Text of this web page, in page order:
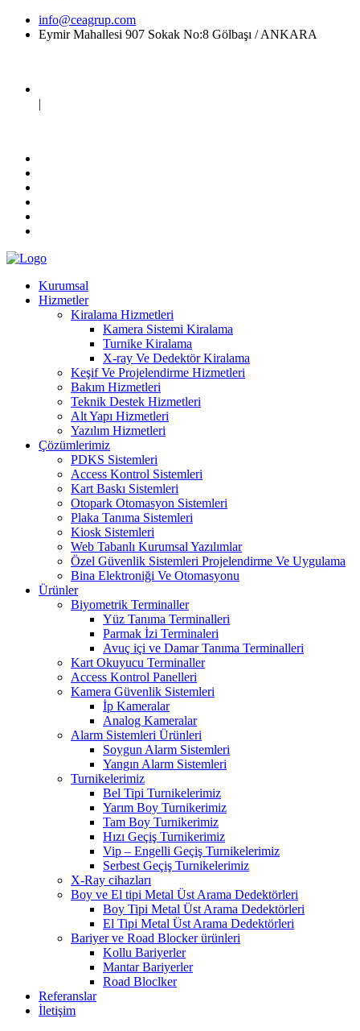
info@ceagrup.com
Eymir Mahallesi 907 Sokak No:8 Gölbaşı / ANKARA
|
Kurumsal
Hizmetler
Kiralama Hizmetleri
Kamera Sistemi Kiralama
Turnike Kiralama
X-ray Ve Dedektör Kiralama
Keşif Ve Projelendirme Hizmetleri
Bakım Hizmetleri
Teknik Destek Hizmetleri
Alt Yapı Hizmetleri
Yazılım Hizmetleri
Çözümlerimiz
PDKS Sistemleri
Access Kontrol Sistemleri
Kart Baskı Sistemleri
Otopark Otomasyon Sistemleri
Plaka Tanıma Sistemleri
Kiosk Sistemleri
Web Tabanlı Kurumsal Yazılımlar
Özel Güvenlik Sistemleri Projelendirme Ve Uygulama
Bina Elektroniği Ve Otomasyonu
Ürünler
Biyometrik Terminaller
Yüz Tanıma Terminalleri
Parmak İzi Terminaleri
Avuç içi ve Damar Tanıma Terminalleri
Kart Okuyucu Terminaller
Access Kontrol Panelleri
Kamera Güvenlik Sistemleri
İp Kameralar
Analog Kameralar
Alarm Sistemleri Ürünleri
Soygun Alarm Sistemleri
Yangın Alarm Sistemleri
Turnikelerimiz
Bel Tipi Turnikelerimiz
Yarım Boy Turnikerimiz
Tam Boy Turnikerimiz
Hızı Geçiş Turnikerimiz
Vip – Engelli Geçiş Turnikelerimiz
Serbest Geçiş Turnikelerimiz
X-Ray cihazları
Boy ve El tipi Metal Üst Arama Dedektörleri
Boy Tipi Metal Üst Arama Dedektörleri
El Tipi Metal Üst Arama Dedektörleri
Bariyer ve Road Blocker ürünleri
Kollu Bariyerler
Mantar Bariyerler
Road Bloclker
Referanslar
İletişim